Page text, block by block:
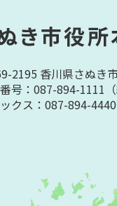
2195 香川県さぬき
号：087-894-1111
クス：087-894-4440